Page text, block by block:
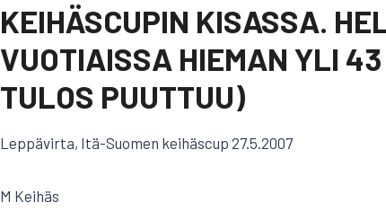
KEIHÄSCUPIN KISASSA.
VUOTIAISSA HIEMAN YLI
TULOS PUUTTUU)
Leppävirta, Itä-Suomen keihäscup 27.5.2007
M Keihäs